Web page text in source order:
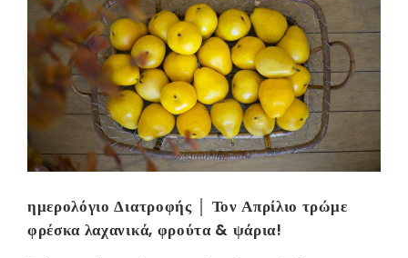
ημερολόγιο Διατροφής │ Τον Απρίλιο τρώμε
φρέσκα λαχανικά, φρούτα & ψάρια!